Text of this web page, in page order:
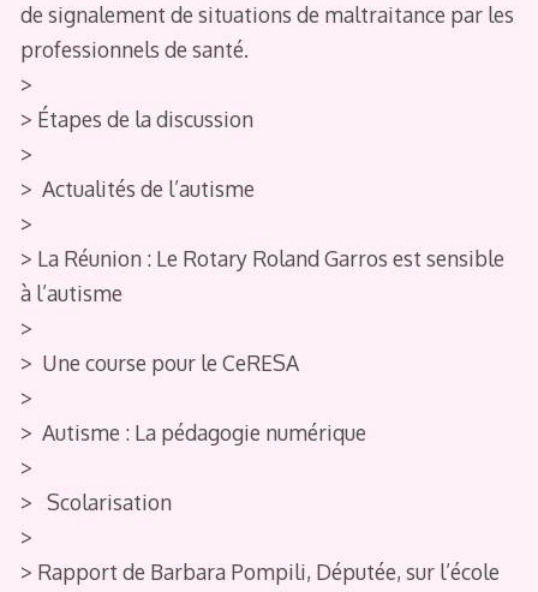
de signalement de situations de maltraitance par les
professionnels de santé.
>
> Étapes de la discussion
>
> Actualités de l’autisme
>
> La Réunion : Le Rotary Roland Garros est sensible
à l’autisme
>
> Une course pour le CeRESA
>
> Autisme : La pédagogie numérique
>
> Scolarisation
>
> Rapport de Barbara Pompili, Députée, sur l’école